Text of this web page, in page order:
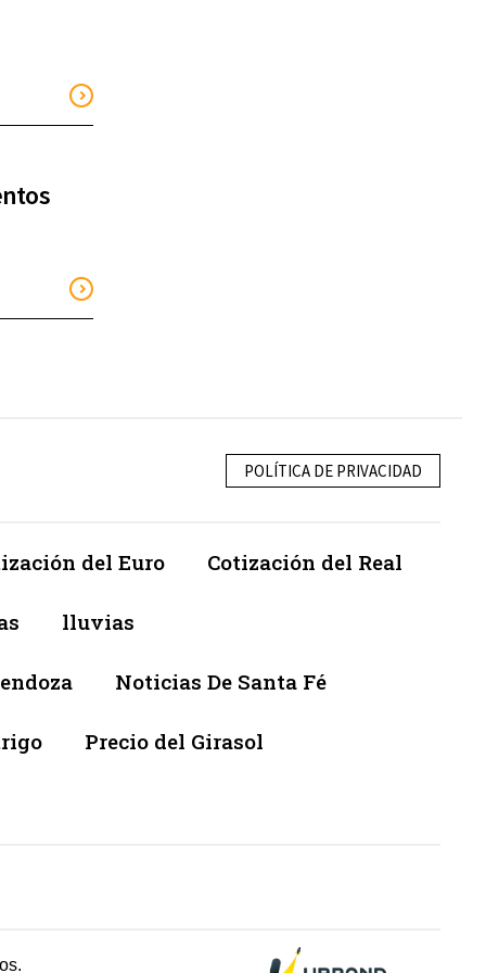
POLÍTICA DE PRIVACIDAD
del Euro Cotización del Real
lluvias
Noticias De Santa Fé
Precio del Girasol